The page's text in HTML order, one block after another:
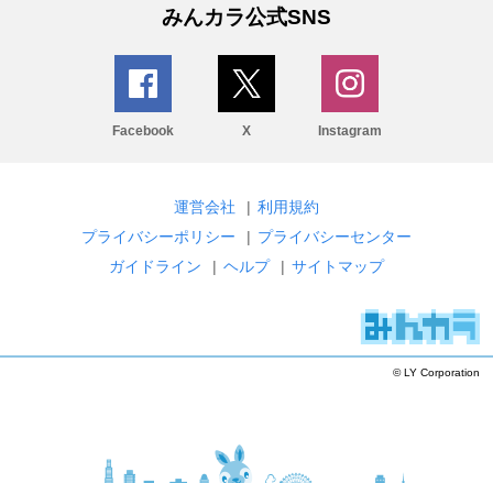
みんカラ公式SNS
Facebook X Instagram
運営会社 | 利用規約
プライバシーポリシー
| プライバシーセンター
ガイドライン
| ヘルプ | サイトマップ
© LY Corporation